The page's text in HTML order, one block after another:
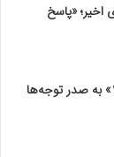
اخیر؛ «پاسخ
ابرو یاشار با پروژه آکوستیک «۶+۱» به صدر توجه‌ها